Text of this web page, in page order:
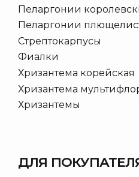
Пеларгонии
Пеларгонии
Стрептокарпусы
Фиалки
Хризантема корейская
Хризантема
Хризантемы
ДЛЯ